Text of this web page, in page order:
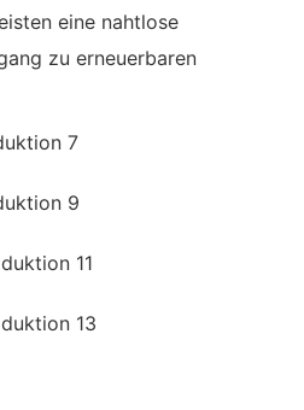
eine nahtlose
zu erneuerbaren